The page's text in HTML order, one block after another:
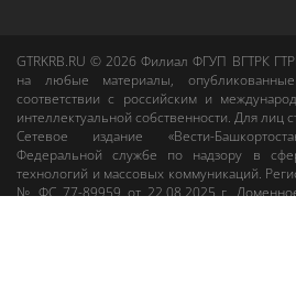
GTRKRB.RU © 2026Филиал ФГУП ВГТРК
на любые материалы,
соответствии с российским и
интеллектуальной собственности. Для лиц
Сетевое издание «Вести-
Федеральной службе по надзору в
технологий и массовых коммуникаций.
№ ФС 77-89959 от 22.08.2025 г.